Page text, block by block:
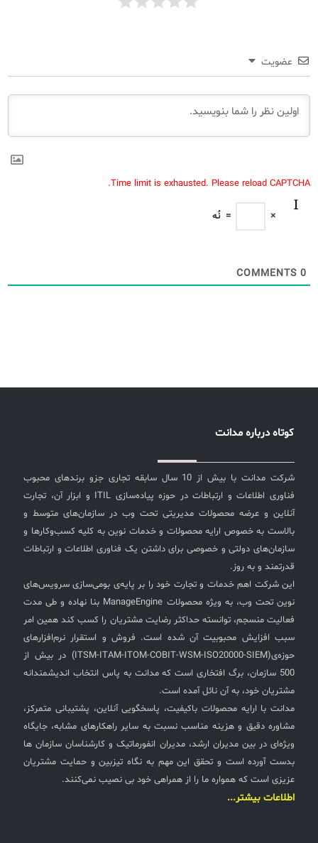
عضویت
Time limit is exhausted. Please reload CAPTCHA.
×
= نُه
0
کوتاه درباره مدانت
شرکت مدانت با بیش از 10 سال سابقه تجاری جزو برندهای محبوب
فناوری اطلاعات و ارتباطات در حوزه پیاده‌سازی ITIL و ابزار آن، تجارت
آنلاین و عرضه محصولات مدیریتی تحت وب در سازمان‌های متوسط و
بالاست به خصوص ارایه محصولات و خدمات نوین به کلیه کسب‌وکارها و
سازمان‌های دولتی و خصوصی برای داشتن یک فناوری اطلاعات و ارتباطات
قدرتمند و به روز.
این شرکت اهم خدمات و تجارت خود را بر پایه‌ی بومی‌سازی سرویس‌های
نوین تحت وب، به ویژه محصولات ManageEngine بنا نهاده و طی مدت
فعالیت منسجم، توانسته حداکثر رضایت مشتریان را کسب کند همین امر
سبب افزایش محبوبیت آن شده است. فروش و استقرار نرم‌افزارهای
حوزه‌ی(ITSM-ITAM-ITOM-COBIT-WSM-ISO20000-SIEM) در بیش از
500 سازمان، برگ افتخاری است که مدانت به پاس انتخاب اندیشمندانه
مشتریان خود، به آن نائل آمده است.
مدانت با ارایه محصولات باکیفیت، پاسخگویی آنلاین، پشتیبانی متمرکز،
مشاوره دقیق و هزینه مناسب نسبت به سایر راهکارهای مشابه، جایگاه
ویژه‌ای در بین مدیران ارشد، مدیران انفورماتیک و کارشناسان سازمان ها
بدست آورده است و تحقق این مهم به نگاه تیزبین و حمایت مشتریان
عزیزی است که همواره ما را از همراهی خود بی نصیب نمی‌کنند.
اطلاعات بیشتر...